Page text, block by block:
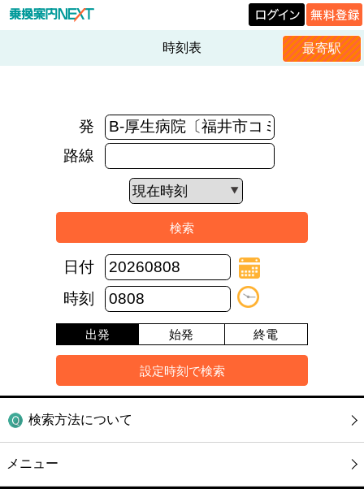
時刻表 最寄駅
発
路線
日付
時刻
出発 始発 終電
検索方法について
メニュー